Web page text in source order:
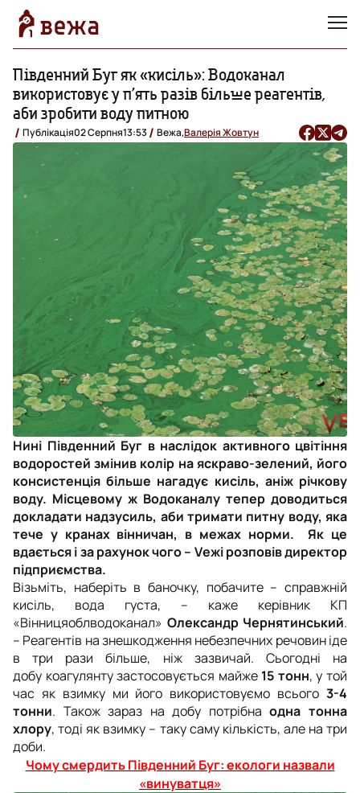
Південний Буг як «кисіль»: Водоканал
використовує у п’ять разів більше реагентів,
аби зробити воду питною
Публікація02 Серпня13:53 Вежа,Валерія Жовтун
Нині Південний Буг в наслідок активного цвітіння
водоростей змінив колір на яскраво-зелений, його
консистенція більше нагадує кисіль, аніж річкову
воду. Місцевому ж Водоканалу тепер доводиться
докладати надзусиль, аби тримати питну воду, яка
тече у кранах вінничан, в межах норми. Як це
вдається і за рахунок чого – Vежі розповів директор
підприємства.
Візьміть, наберіть в баночку, побачите – справжній
кисіль, вода густа, – каже керівник КП
«Вінницяоблводоканал» Олександр Чернятинський.
– Реагентів на знешкодження небезпечних речовин іде
в три рази більше, ніж зазвичай. Сьогодні на
добу коагулянту застосовується майже 15 тонн, у той
час як взимку ми його використовуємо всього 3-4
тонни. Також зараз на добу потрібнаодна тонна
хлору, тоді як взимку – таку саму кількість, але на три
доби.
Чому смердить Південний Буг: екологи назвали
«винуватця»